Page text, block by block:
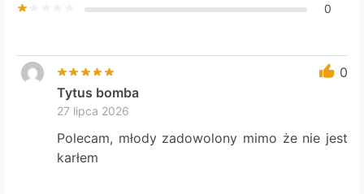
0
0
Tytus bomba
27 lipca 2026
Polecam, młody zadowolony mimo że nie jest
karłem